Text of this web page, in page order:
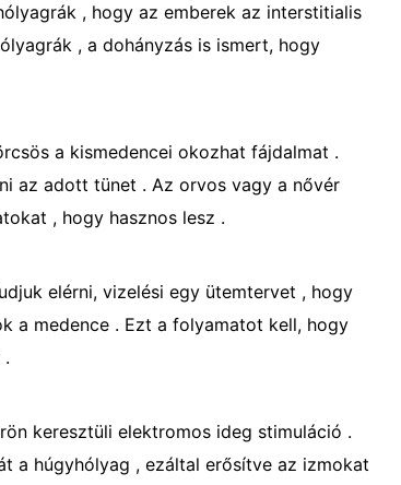
, hogy az emberek az interstitialis
, a dohányzás is ismert, hogy
a kismedencei okozhat fájdalmat .
az adott tünet . Az orvos vagy a nővér
, hogy hasznos lesz .
elérni, vizelési egy ütemtervet , hogy
a medence . Ezt a folyamatot kell, hogy
.
keresztüli elektromos ideg stimuláció .
a húgyhólyag , ezáltal erősítve az izmokat